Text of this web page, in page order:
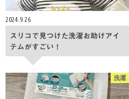
2024.9.26
スリコで見つけた洗濯お助けアイ
テムがすごい！
洗濯